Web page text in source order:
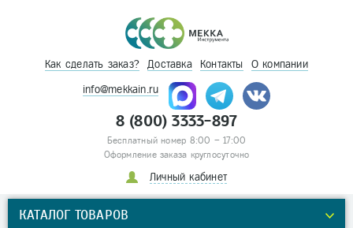
Как сделать заказ? Доставка Контакты О компании
info@mekkain.ru
8 (800) 3333-897
Бесплатный номер 8:00 – 17:00
Оформление заказа круглосуточно
Личный кабинет
КАТАЛОГ ТОВАРОВ